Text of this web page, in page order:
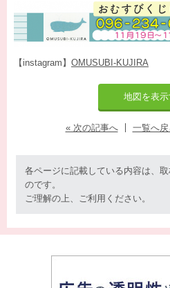
【instagram】 OMUSUBI-KUJIRA
地図を表示
« 次の記事へ 一覧へ戻
各ページに記載している内容は、
のです。
ご理解の上、ご利用ください。